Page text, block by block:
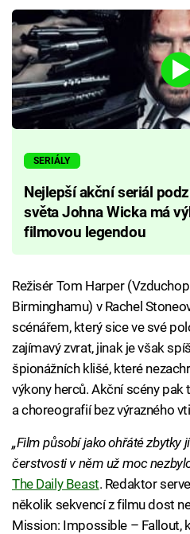
SERIÁLY
Nejlepší akční seriál
světa Johna Wicka má
filmovou legendou
Režisér Tom Harper
Birminghamu) v Rachel
scénářem, který sice ve své
zajímavý zvrat, jinak je však
špionážních klišé, které
výkony herců. Akční scény
a choreografií bez výrazného
„Film působí jako ohřáté zbytky
čerstvosti v něm už moc
The Daily Beast. Redaktor
několik sekvencí z filmu dost
Mission: Impossible – Fallout,